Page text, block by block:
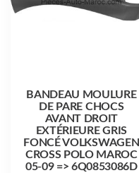
BANDEAU MOULURE
DE PARE CHOCS
AVANT DROIT
EXTÉRIEURE GRIS
FONCÉ VOLKSWAGEN
CROSS POLO MAROC
05-09 => 6Q0853086D